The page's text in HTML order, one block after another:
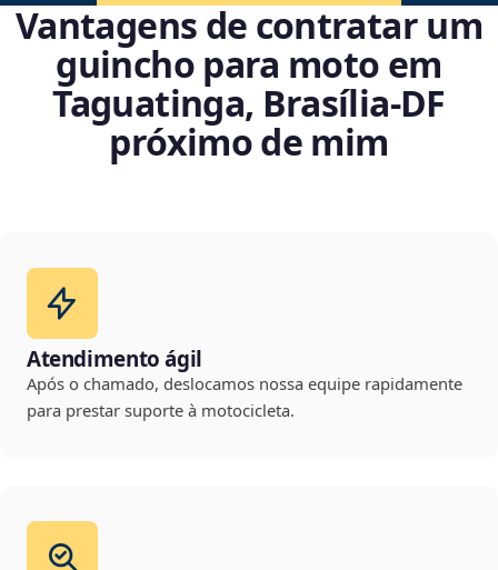
Vantagens de contratar um
guincho para moto em
Taguatinga, Brasília‑DF
próximo de mim
Atendimento ágil
Após o chamado, deslocamos nossa equipe rapidamente
para prestar suporte à motocicleta.